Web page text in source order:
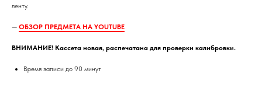
ленту.
— ОБЗОР ПРЕДМЕТА НА YOUTUBE
ВНИМАНИЕ! Кассета новая, распечатана для проверки калибровки.
Время записи до 90 минут